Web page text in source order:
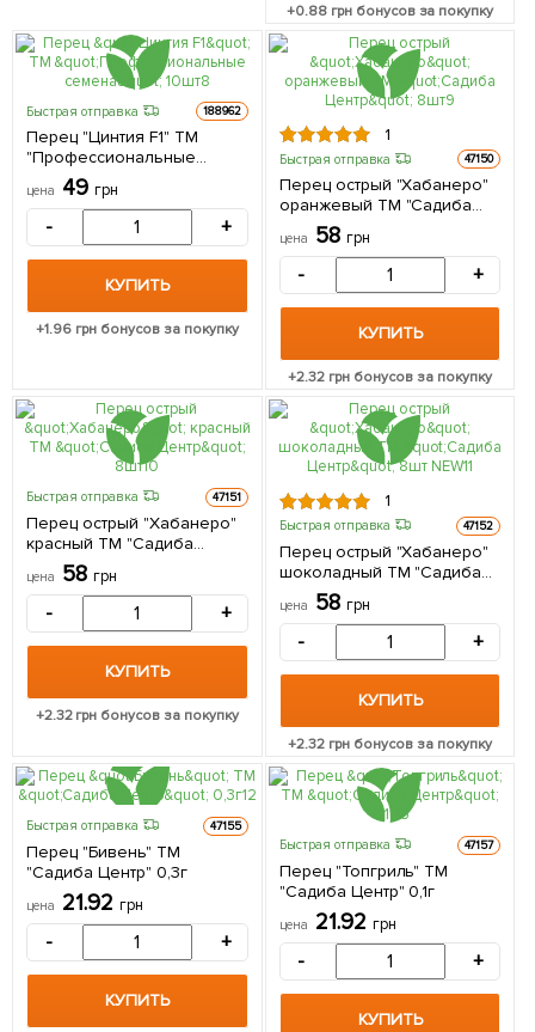
+0.88грн бонусов за покупку
Быстрая отправка 188962
Перец "Цинтия F1" ТМ
"Профессиональные
семена" 10шт
цена 49 грн
- +
КУПИТЬ
+1.96 грн бонусов за покупку
1
Быстрая отправка 47150
Перец острый "Хабанеро"
оранжевый ТМ "Садиба
Центр" 8шт
цена 58 грн
- +
КУПИТЬ
+2.32 грн бонусов за покупку
Быстрая отправка 47151
Перец острый "Хабанеро"
красный ТМ "Садиба
Центр" 8шт
цена 58 грн
- +
КУПИТЬ
+2.32грн бонусов за покупку
1
Быстрая отправка 47152
Перец острый "Хабанеро"
шоколадный ТМ "Садиба
Центр" 8шт NEW
цена 58 грн
- +
КУПИТЬ
+2.32 грн бонусов за покупку
Быстрая отправка 47155
Перец "Бивень" ТМ
"Садиба Центр" 0,3г
цена 21.92 грн
- +
КУПИТЬ
Быстрая отправка 47157
Перец "Топгриль" ТМ
"Садиба Центр" 0,1г
цена 21.92 грн
- +
КУПИТЬ